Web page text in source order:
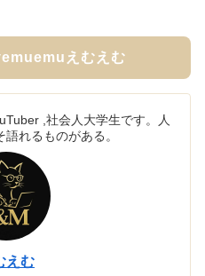
えむえむ
,社会人大学生です。人
れるものがある。
えむ